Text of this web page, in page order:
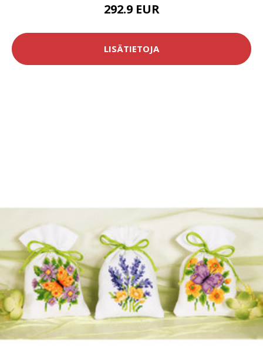
292.9 EUR
LISÄTIETOJA